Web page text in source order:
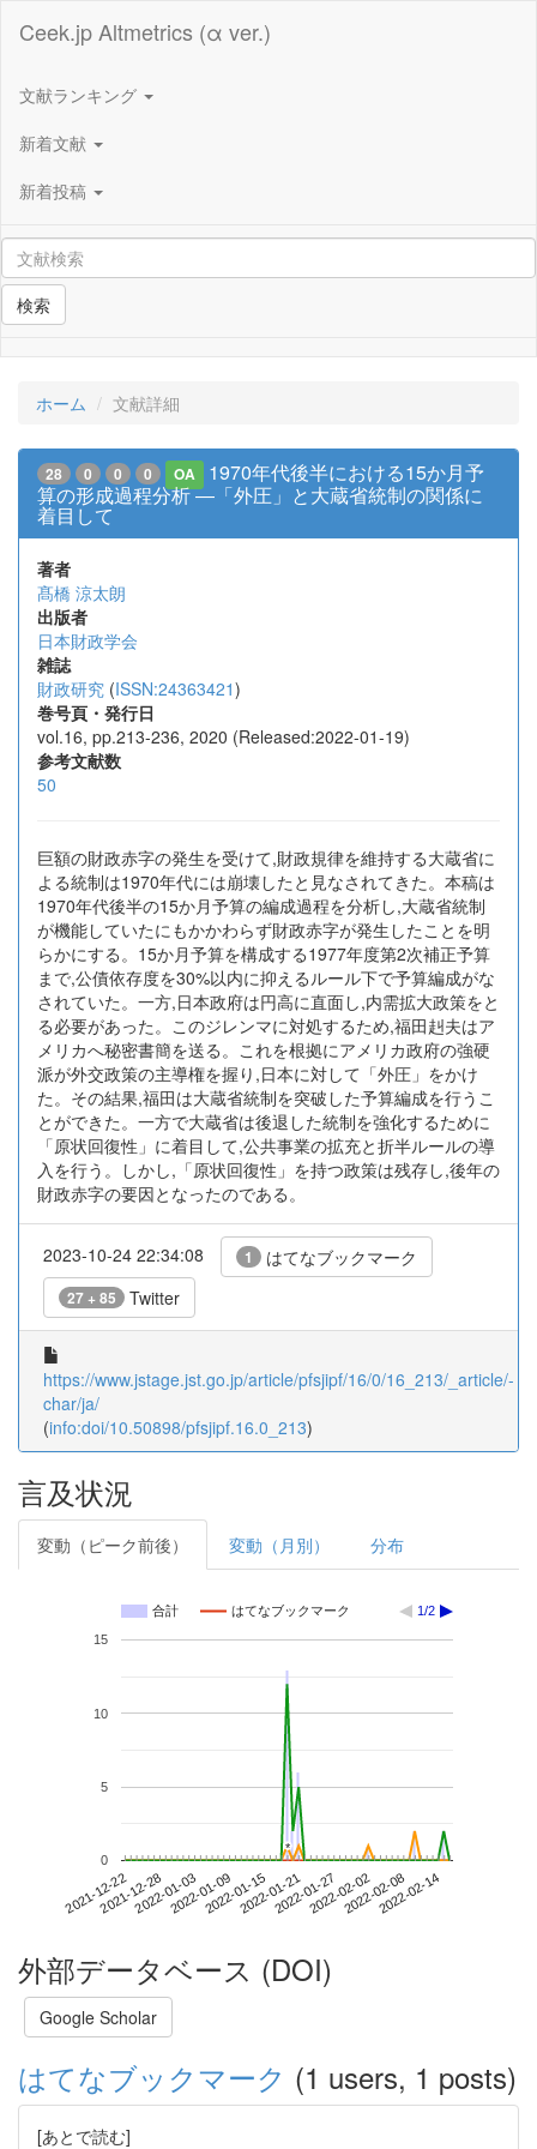
Ceek.jp Altmetrics (α ver.)
文献ランキング
新着文献
新着投稿
検索
ホーム 文献詳細
28 0 0 0 OA
1970年代後半における15か月予
算の形成過程分析 ―「外圧」と大蔵省統制の関係に
着目して
著者
髙橋 涼太朗
出版者
日本財政学会
雑誌
財政研究 (ISSN:24363421)
巻号頁・発行日
vol.16, pp.213-236, 2020 (Released:2022-01-19)
参考文献数
50
巨額の財政赤字の発生を受けて,財政規律を維持する大蔵省に
よる統制は1970年代には崩壊したと見なされてきた。本稿は
1970年代後半の15か月予算の編成過程を分析し,大蔵省統制
が機能していたにもかかわらず財政赤字が発生したことを明
らかにする。15か月予算を構成する1977年度第2次補正予算
まで,公債依存度を30%以内に抑えるルール下で予算編成がな
されていた。一方,日本政府は円高に直面し,内需拡大政策をと
る必要があった。このジレンマに対処するため,福田赳夫はア
メリカへ秘密書簡を送る。これを根拠にアメリカ政府の強硬
派が外交政策の主導権を握り,日本に対して「外圧」をかけ
た。その結果,福田は大蔵省統制を突破した予算編成を行うこ
とができた。一方で大蔵省は後退した統制を強化するために
「原状回復性」に着目して,公共事業の拡充と折半ルールの導
入を行う。しかし,「原状回復性」を持つ政策は残存し,後年の
財政赤字の要因となったのである。
2023-10-24 22:34:08 1 はてなブックマーク
27 + 85 Twitter
https://www.jstage.jst.go.jp/article/pfsjipf/16/0/16_213/_article/-
char/ja/
(info:doi/10.50898/pfsjipf.16.0_213)
言及状況
変動（ピーク前後） 変動（月別） 分布
合計 はてなブックマーク 1/2
2021-12-222021-12-282022-01-032022-01-092022-01-152022-01-212022-01-272022-02-022022-02-082022-02-14
0
5
10
15
*
*
外部データベース (DOI)
Google Scholar
はてなブックマーク (1 users, 1 posts)
[あとで読む]